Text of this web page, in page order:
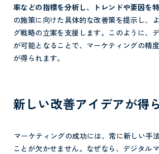
率などの指標を分析し、トレンドや要因を特
の施策に向けた具体的な改善策を提示し、
グ戦略の立案を支援します。このように、
が可能となることで、マーケティングの精
が得られます。
新しい改善アイデアが得
マーケティングの成功には、常に新しい手
ことが欠かせません。なぜなら、デジタル